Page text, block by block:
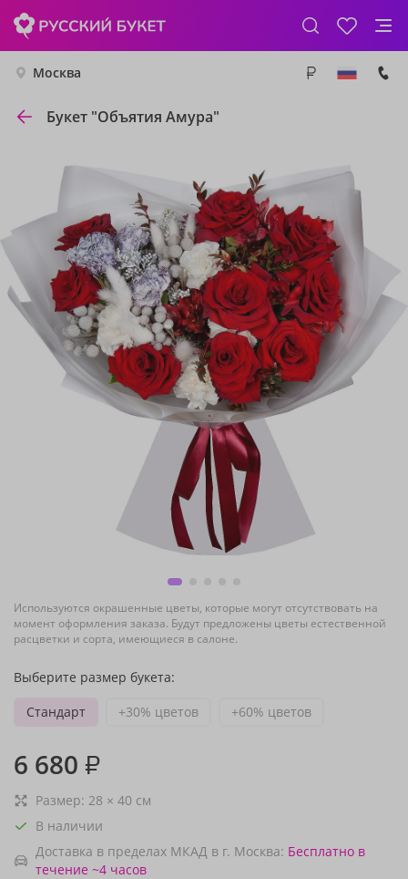
Москва
Букет "Объятия Амура"
Используются окрашенные цветы, которые могут отсутствовать на
момент оформления заказа. Будут предложены цветы естественной
расцветки и сорта, имеющиеся в салоне.
Выберите размер букета:
Стандарт
+30% цветов +60% цветов
6 680 ₽
Размер: 28 × 40 см
В наличии
Доставка в пределах МКАД в г. Москва: Бесплатно в
течение ~4 часов